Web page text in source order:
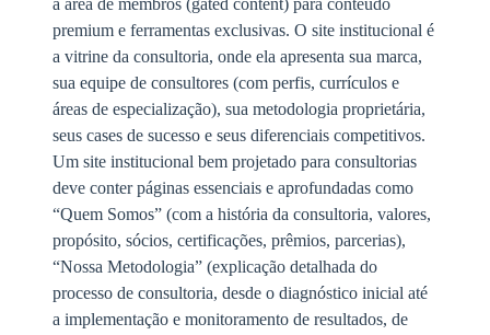
a área de membros (gated content) para conteúdo
premium e ferramentas exclusivas. O site institucional é
a vitrine da consultoria, onde ela apresenta sua marca,
sua equipe de consultores (com perfis, currículos e
áreas de especialização), sua metodologia proprietária,
seus cases de sucesso e seus diferenciais competitivos.
Um site institucional bem projetado para consultorias
deve conter páginas essenciais e aprofundadas como
“Quem Somos” (com a história da consultoria, valores,
propósito, sócios, certificações, prêmios, parcerias),
“Nossa Metodologia” (explicação detalhada do
processo de consultoria, desde o diagnóstico inicial até
a implementação e monitoramento de resultados, de